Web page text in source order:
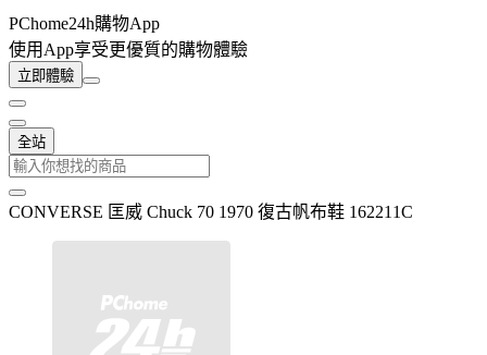
PChome24h購物App
使用App享受更優質的購物體驗
立即體驗
全站
CONVERSE 匡威 Chuck 70 1970 復古帆布鞋 162211C